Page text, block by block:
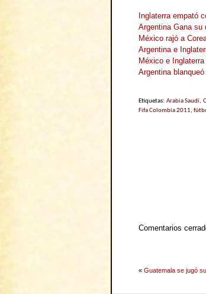
Inglaterra empató
Argentina Gana su
México rajó a
Argentina e
México e
Argentina
Etiquetas: Arabia Saudí,
Fifa Colombia 2011,
Comentarios
« Guatemala se jugó